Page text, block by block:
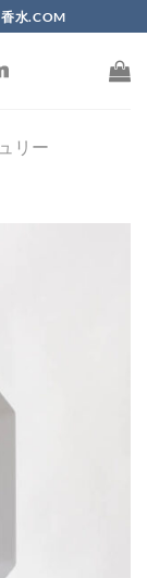
水.COM
リー